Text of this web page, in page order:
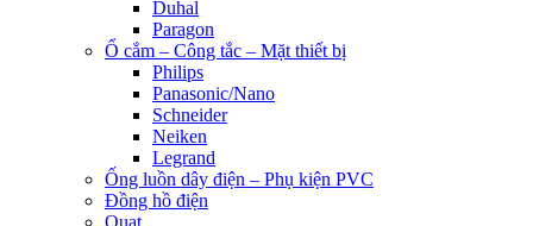
Duhal
Paragon
Ổ cắm – Công tắc – Mặt thiết bị
Philips
Panasonic/Nano
Schneider
Neiken
Legrand
Ống luồn dây điện – Phụ kiện PVC
Đồng hồ điện
Quạt